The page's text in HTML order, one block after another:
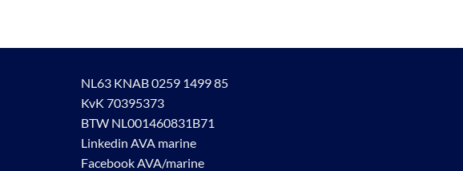
NL63 KNAB 0259 1499 85
KvK 70395373
BTW NL001460831B71
Linkedin AVA marine
Facebook AVA/marine